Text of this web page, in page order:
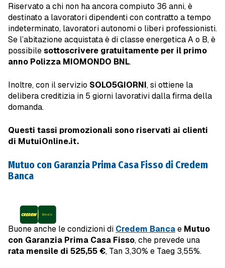
Riservato a chi non ha ancora compiuto 36 anni, è
destinato a lavoratori dipendenti con contratto a tempo
indeterminato, lavoratori autonomi o liberi professionisti.
Se l’abitazione acquistata è di classe energetica A o B, è
possibilesottoscrivere gratuitamente per il primo
anno Polizza MIOMONDO BNL.
Inoltre, con il servizio SOLO5GIORNI, si ottiene la
delibera creditizia in 5 giorni lavorativi dalla firma della
domanda.
Questi tassi promozionali sono riservati ai clienti
di MutuiOnline.it.
Mutuo con Garanzia Prima Casa Fisso di Credem
Banca
Buone anche le condizioni di Credem Bancae Mutuo
con Garanzia Prima Casa Fisso, che prevede una
rata mensile di 525,55 €, Tan 3,30% e Taeg 3,55%.